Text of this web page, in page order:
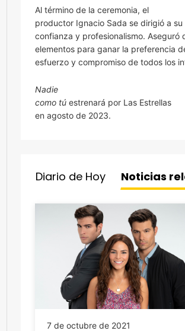
Al término de la ceremonia, el
productor Ignacio Sada se dirigió a
confianza y profesionalismo.
elementos para ganar la preferencia
esfuerzo y compromiso de todos los
Nadie
como tú estrenará por Las Estrellas
en agosto de 2023.
Diario de Hoy Noticias
7 de octubre de 2021